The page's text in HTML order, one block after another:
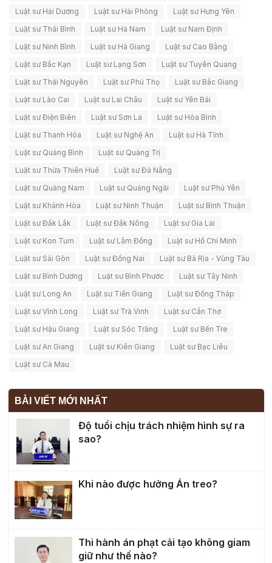
Luật sư Hải Dương
Luật sư Hải Phòng
Luật sư Hưng Yên
Luật sư Thái Bình
Luật sư Hà Nam
Luật sư Nam Định
Luật sư Ninh Bình
Luật sư Hà Giang
Luật sư Cao Bằng
Luật sư Bắc Kạn
Luật sư Lạng Sơn
Luật sư Tuyên Quang
Luật sư Thái Nguyên
Luật sư Phú Thọ
Luật sư Bắc Giang
Luật sư Lào Cai
Luật sư Lai Châu
Luật sư Yên Bái
Luật sư Điện Biên
Luật sư Sơn La
Luật sư Hòa Bình
Luật sư Thanh Hóa
Luật sư Nghệ An
Luật sư Hà Tĩnh
Luật sư Quảng Bình
Luật sư Quảng Trị
Luật sư Thừa Thiên Huế
Luật sư Đà Nẵng
Luật sư Quảng Nam
Luật sư Quảng Ngãi
Luật sư Phú Yên
Luật sư Khánh Hòa
Luật sư Ninh Thuận
Luật sư Bình Thuận
Luật sư Đắk Lắk
Luật sư Đắk Nông
Luật sư Gia Lai
Luật sư Kon Tum
Luật sư Lâm Đồng
Luật sư Hồ Chí Minh
Luật sư Sài Gòn
Luật sư Đồng Nai
Luật sư Bà Rịa - Vũng Tàu
Luật sư Bình Dương
Luật sư Bình Phước
Luật sư Tây Ninh
Luật sư Long An
Luật sư Tiền Giang
Luật sư Đồng Tháp
Luật sư Vĩnh Long
Luật sư Trà Vinh
Luật sư Cần Thơ
Luật sư Hậu Giang
Luật sư Sóc Trăng
Luật sư Bến Tre
Luật sư An Giang
Luật sư Kiên Giang
Luật sư Bạc Liêu
Luật sư Cà Mau
BÀI VIẾT MỚI NHẤT
Độ tuổi chịu trách nhiệm hình sự ra
sao?
Khi nào được hưởng Án treo?
Thi hành án phạt cải tạo không giam
giữ như thế nào?